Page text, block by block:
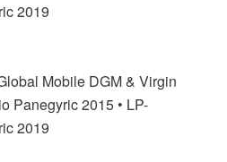
2019
Mobile DGM & Virgin
Panegyric 2015 • LP-
2019